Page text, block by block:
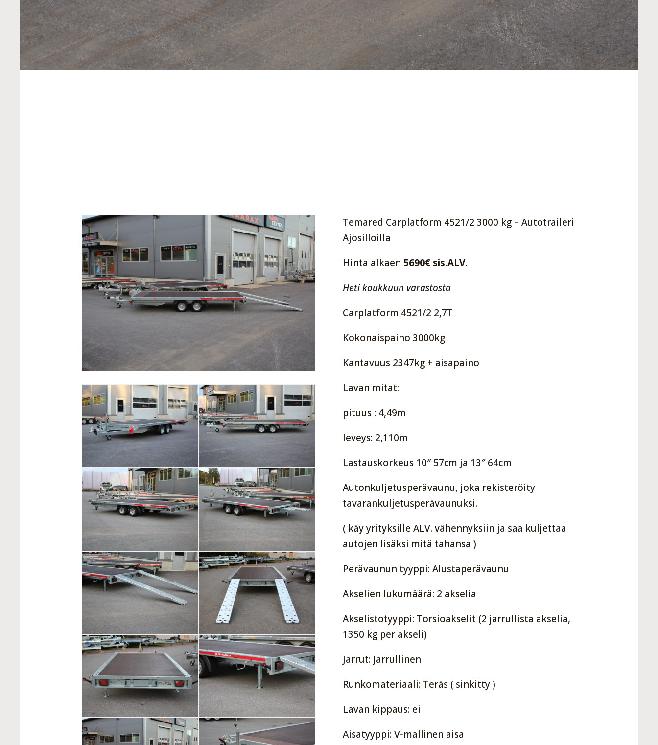
Temared Carplatform 4521/2 3000 kg – Autotraileri
Ajosilloilla
Hinta alkaen 5690€ sis.ALV.
Heti koukkuun varastosta
Carplatform 4521/2 2,7T
Kokonaispaino 3000kg
Kantavuus 2347kg + aisapaino
Lavan mitat:
pituus : 4,49m
leveys: 2,110m
Lastauskorkeus 10″ 57cm ja 13″ 64cm
Autonkuljetusperävaunu, joka rekisteröity
tavarankuljetusperävaunuksi.
( käy yrityksille ALV. vähennyksiin ja saa kuljettaa
autojen lisäksi mitä tahansa )
Perävaunun tyyppi: Alustaperävaunu
Akselien lukumäärä: 2 akselia
Akselistotyyppi: Torsioakselit (2 jarrullista akselia,
1350 kg per akseli)
Jarrut: Jarrullinen
Runkomateriaali: Teräs ( sinkitty )
Lavan kippaus: ei
Aisatyyppi: V-mallinen aisa